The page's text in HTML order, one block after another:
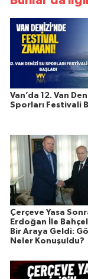
Van’da 12. Van
Sporları Festivali
Çerçeve Yasa
Erdoğan İle
Bir Araya Geldi:
Neler Konuşuldu?